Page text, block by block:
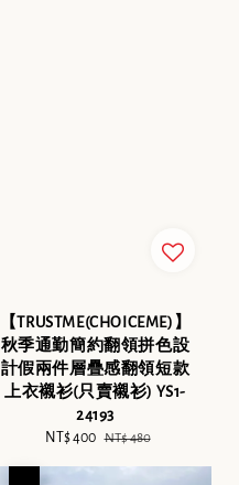
【TRUSTME(CHOICEME)】
秋季通勤簡約翻領拼色設
計假兩件層疊感翻領短款
上衣襯衫(只賣襯衫) YS1-
24193
Sale
NT$ 400 Regular
NT$ 480